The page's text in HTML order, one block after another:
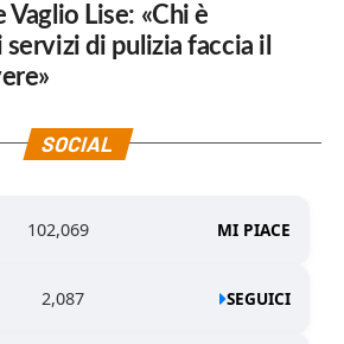
Vaglio Lise: «Chi è
di pulizia faccia il
SOCIAL
102,069 MI PIACE
2,087 SEGUICI